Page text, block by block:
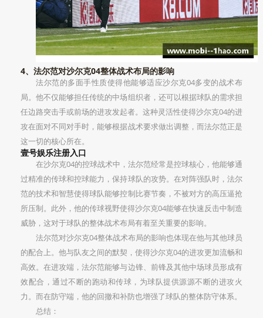
4、法尔范对沙尔克04整体战术布局的影响
法尔范的多面手性质使得他能够适应沙尔克04多变的战术布
局。他不仅能够担任传统的中场组织者，还可以根据球队的需求担
任边路突击手或前场的进攻发起者。这种灵活性使得沙尔克04的进
攻在面对不同对手时，能够根据战术要求做出调整，而法尔范正是
这一切的核心所在。
壹号娱乐注册入口
在沙尔克04的控球战术中，法尔范经常是控球核心，他能够通
过精准的传球和控球能力，保持球队的攻势。在对阵强队时，法尔
范的技术和智慧使得球队能够控制比赛节奏，不被对方的高压逼抢
所压制。此外，他的传球视野使得沙尔克04能够在快速反击中制造
威胁，这对于球队的整体战术布局有着至关重要的影响。
法尔范对沙尔克04整体战术布局的影响也体现在他与其他球员
的配合上。他与队友之间的默契，使得沙尔克04的进攻更加流畅和
高效。在进攻端，法尔范能够与边锋、前锋及其他中场球员形成有
效配合，通过不断的跑动和传球，为球队提供源源不断的进攻火
力。而在防守端，他的回撤和补防也增强了球队的整体防守体系。
总结：